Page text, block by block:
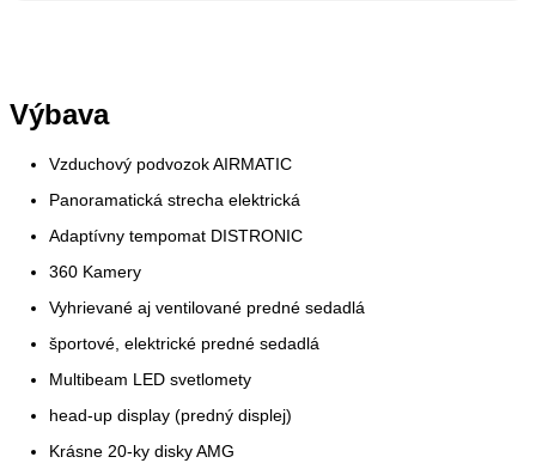
Výbava
Vzduchový podvozok AIRMATIC
Panoramatická strecha elektrická
Adaptívny tempomat DISTRONIC
360 Kamery
Vyhrievané aj ventilované predné sedadlá
športové, elektrické predné sedadlá
Multibeam LED svetlomety
head-up display (predný displej)
Krásne 20-ky disky AMG